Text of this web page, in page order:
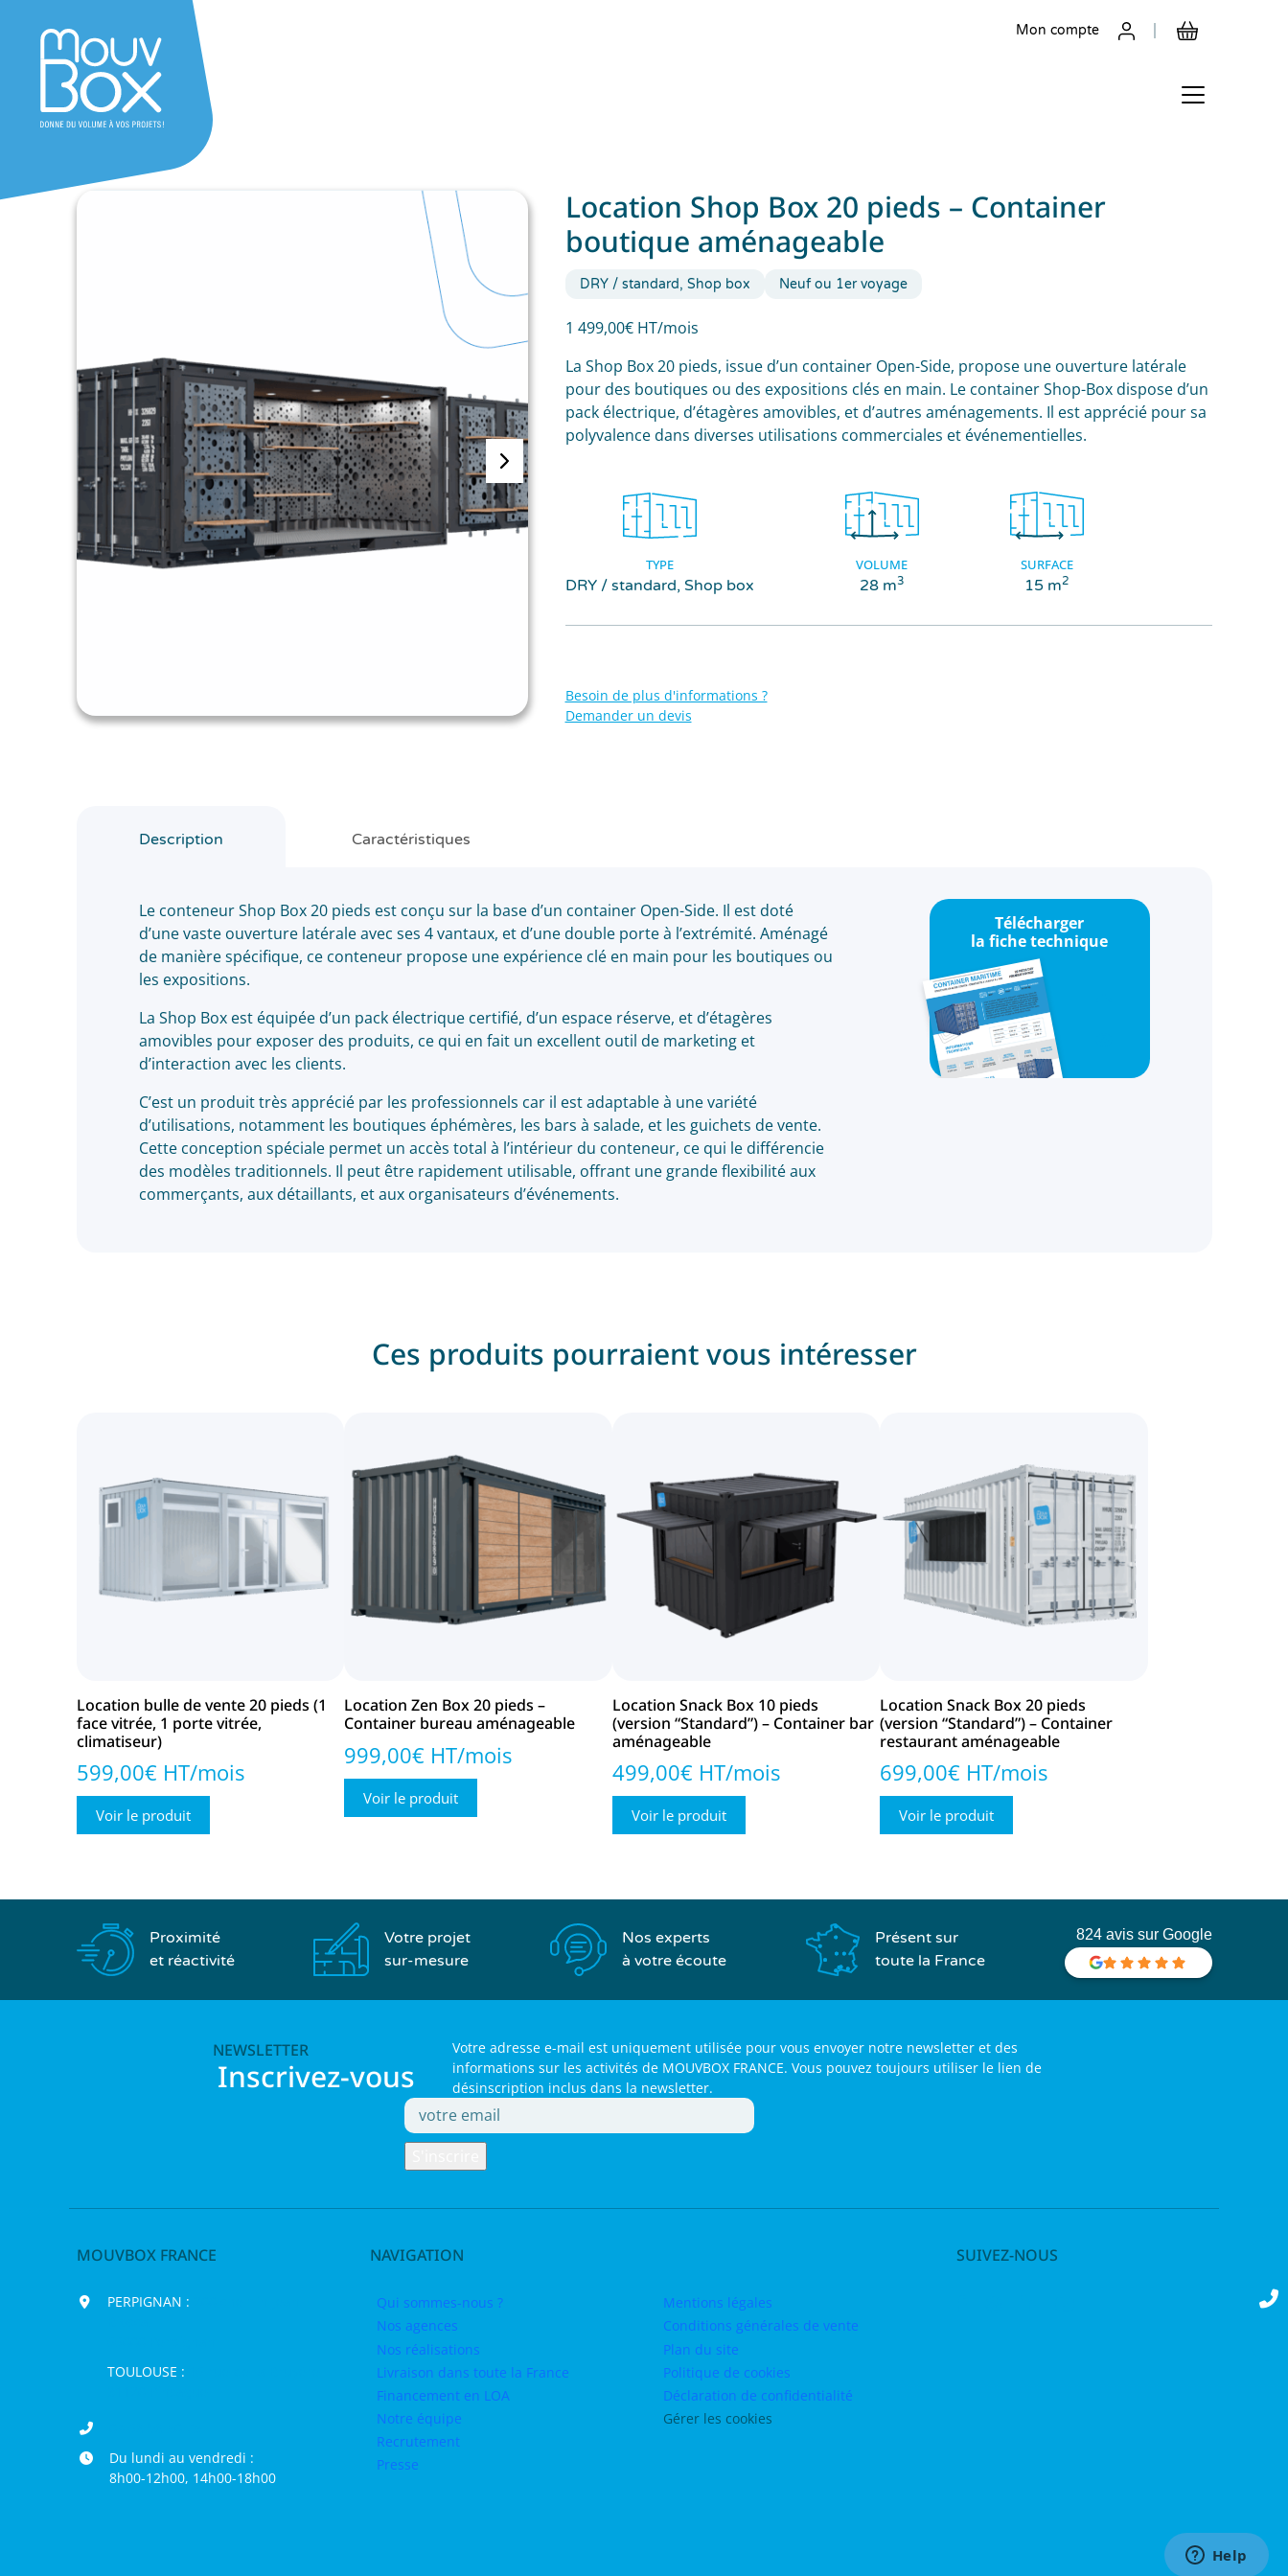
Mon compte
Location Shop Box 20 pieds – Container
boutique aménageable
DRY / standard, Shop box Neuf ou 1er voyage
1 499,00€ HT/mois
La Shop Box 20 pieds, issue d’un container Open-Side, propose une ouverture latérale
pour des boutiques ou des expositions clés en main. Le container Shop-Box dispose d’un
pack électrique, d’étagères amovibles, et d’autres aménagements. Il est apprécié pour sa
polyvalence dans diverses utilisations commerciales et événementielles.
TYPE
DRY / standard, Shop box
VOLUME
28 m3
SURFACE
15 m2
Besoin de plus d'informations ?
Demander un devis
Description Caractéristiques
Le conteneurShop Box 20 pieds est conçu sur la base d’un container Open-Side. Il est doté
d’une vaste ouverture latérale avec ses 4 vantaux, et d’une double porte à l’extrémité. Aménagé
de manière spécifique, ce conteneur propose une expérience clé en main pour les boutiques ou
les expositions.
La Shop Box est équipée d’un pack électrique certifié, d’un espace réserve, et d’étagères
amovibles pour exposer des produits, ce qui en fait un excellent outil de marketing et
d’interaction avec les clients.
C’est un produit très apprécié par les professionnels car il est adaptable à une variété
d’utilisations, notamment les boutiques éphémères, les bars à salade, et les guichets de vente.
Cette conception spéciale permet un accès total à l’intérieur du conteneur, ce qui le différencie
des modèles traditionnels. Il peut être rapidement utilisable, offrant une grande flexibilité aux
commerçants, aux détaillants, et aux organisateurs d’événements.
Télécharger
la fiche technique
Ces produits pourraient vous intéresser
Location bulle de vente 20 pieds (1
face vitrée, 1 porte vitrée,
climatiseur)
599,00€ HT/mois
Voir le produit
Location Zen Box 20 pieds –
Container bureau aménageable
999,00€ HT/mois
Voir le produit
Location Snack Box 10 pieds
(version “Standard”) – Container bar
aménageable
499,00€ HT/mois
Voir le produit
Location Snack Box 20 pieds
(version “Standard”) – Container
restaurant aménageable
699,00€ HT/mois
Voir le produit
Proximité
et réactivité
Votre projet
sur-mesure
Nos experts
à votre écoute
Présent sur
toute la France
824 avis sur Google
NEWSLETTER
Inscrivez-vous
Votre adresse e-mail est uniquement utilisée pour vous envoyer notre newsletter et des
informations sur les activités de MOUVBOX FRANCE. Vous pouvez toujours utiliser le lien de
désinscription inclus dans la newsletter.
MOUVBOX FRANCE
PERPIGNAN :
TOULOUSE :
Du lundi au vendredi :
8h00-12h00, 14h00-18h00
NAVIGATION
Qui sommes-nous ?
Nos agences
Nos réalisations
Livraison dans toute la France
Financement en LOA
Notre équipe
Recrutement
Presse
Mentions légales
Conditions générales de vente
Plan du site
Politique de cookies
Déclaration de confidentialité
Gérer les cookies
SUIVEZ-NOUS